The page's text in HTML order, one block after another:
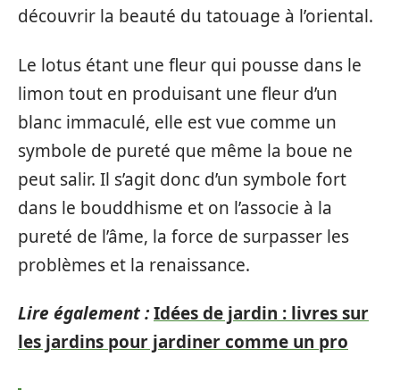
découvrir la beauté du tatouage à l’oriental.
Le lotus étant une fleur qui pousse dans le
limon tout en produisant une fleur d’un
blanc immaculé, elle est vue comme un
symbole de pureté que même la boue ne
peut salir. Il s’agit donc d’un symbole fort
dans le bouddhisme et on l’associe à la
pureté de l’âme, la force de surpasser les
problèmes et la renaissance.
Lire également :Idées de jardin : livres sur
les jardins pour jardiner comme un pro